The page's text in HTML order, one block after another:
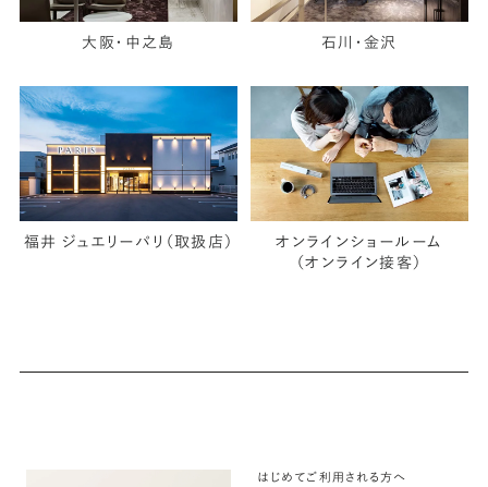
大阪・中之島 石川・金沢
福井 ジュエリーパリ（取扱店）
オンラインショールーム
（オンライン接客）
はじめてご利用される方へ